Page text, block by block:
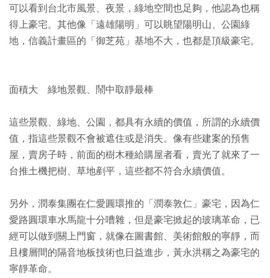
可以看到台北市風景、夜景，綠地空間也足夠，他認為也稱
得上豪宅。其他像「遠雄陽明」可以眺望陽明山、公園綠
地，信義計畫區的「御芝苑」基地不大，也都是頂級豪宅。
面積大 綠地景觀、鬧中取靜最棒
這些景觀、綠地、公園，都具有永續的價值，所謂的永續價
值，指這些景觀不會被遮住或是消失。像有些建案的預售
屋，賣房子時，前面的樹木種給購屋者看，賣光了就來了一
台推土機把樹、草地剷平，這些都不符合永續價值。
另外，潤泰集團在仁愛圓環推的「潤泰敦仁」豪宅，因為仁
愛路圓環車水馬龍十分嘈雜，但是豪宅掀起的玻璃革命，已
經可以做到關上門窗，就像在圖書館、美術館般的寧靜，而
且樓層間的隔音地板技術也日益進步，黃永洪稱之為豪宅的
寧靜革命。